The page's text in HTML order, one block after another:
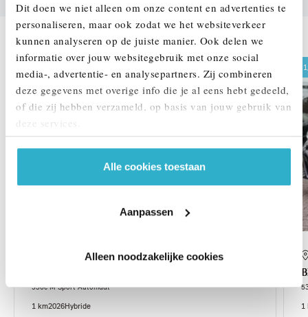
Dit doen we niet alleen om onze content en advertenties te
personaliseren, maar ook zodat we het websiteverkeer
kunnen analyseren op de juiste manier. Ook delen we
informatie over jouw websitegebruik met onze social
media-, advertentie- en analysepartners. Zij combineren
deze gegevens met overige info die je al eens hebt gedeeld,
of die zij hebben verzameld, op basis van jouw gebruik van
deze services.
Alle cookies toestaan
Aanpassen
Alleen noodzakelijke cookies
DEZE ZIJN VERGELIJKBAAR
1,99% renteactie
530e M Sport Automaat
1 km2026Hybride 1